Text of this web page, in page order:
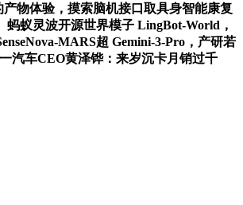
物体验，摸索脑机接口取具身智能康复
蚁灵波开源世界模子 LingBot-World，
MARS超 Gemini-3-Pro，产研若
汽车CEO黄泽铧：来岁沉卡月销过千